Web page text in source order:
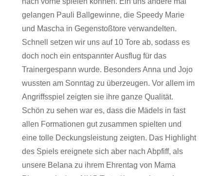
gelangen Pauli Ballgewinne, die Speedy Marie
und Mascha in Gegenstoßtore verwandelten.
Schnell setzen wir uns auf 10 Tore ab, sodass es
doch noch ein entspannter Ausflug für das
Trainergespann wurde. Besonders Anna und Jojo
wussten am Sonntag zu überzeugen. Vor allem im
Angriffsspiel zeigten sie ihre ganze Qualität.
Schön zu sehen war es, dass die Mädels in fast
allen Formationen gut zusammen spielten und
eine tolle Deckungsleistung zeigten. Das Highlight
des Spiels ereignete sich aber nach Abpfiff, als
unsere Belana zu ihrem Ehrentag von Mama